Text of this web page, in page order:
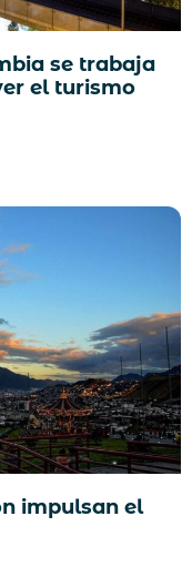
se trabaja
el turismo
impulsan el